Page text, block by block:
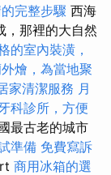
完整步驟 西海
，那裡的大自然
的室內裝潢，
燴，為當地聚
家清潔服務 月
科診所，方便
最古老的城市
準備 免費寫訴
商用冰箱的選